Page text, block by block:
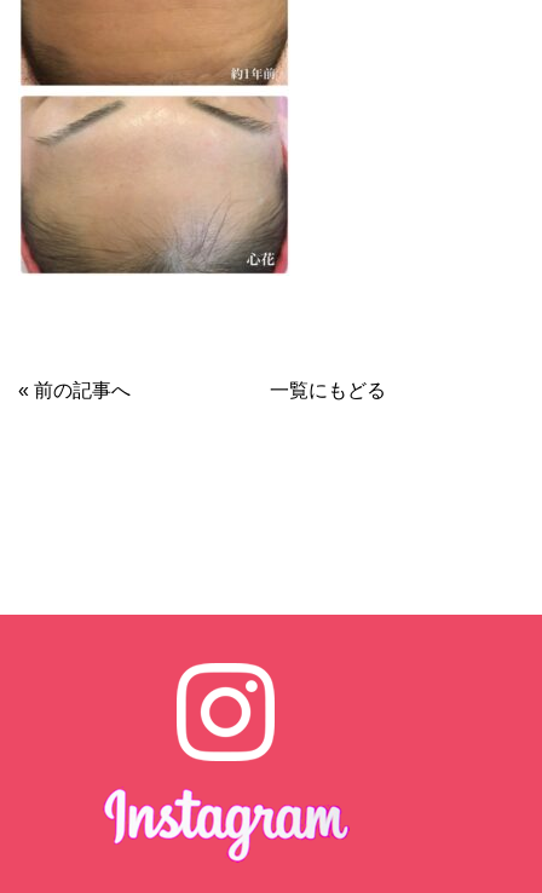
« 前の記事へ 一覧にもどる